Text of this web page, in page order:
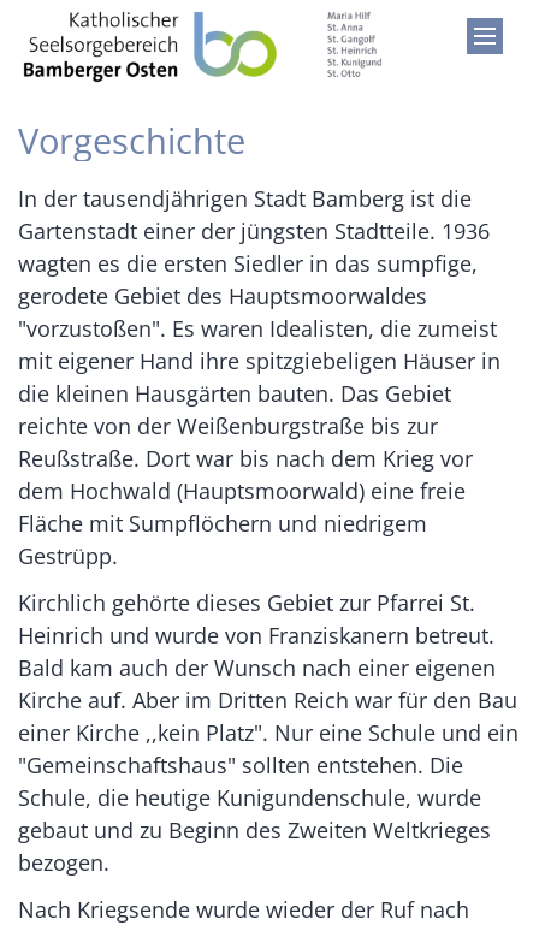
Zum Inhalt springen
Vorgeschichte
In der tausendjährigen Stadt Bamberg ist die
Gartenstadt einer der jüngsten Stadtteile. 1936
wagten es die ersten Siedler in das sumpfige,
gerodete Gebiet des Hauptsmoorwaldes
"vorzustoßen". Es waren Idealisten, die zumeist
mit eigener Hand ihre spitzgiebeligen Häuser in
die kleinen Hausgärten bauten. Das Gebiet
reichte von der Weißenburgstraße bis zur
Reußstraße. Dort war bis nach dem Krieg vor
dem Hochwald (Hauptsmoorwald) eine freie
Fläche mit Sumpflöchern und niedrigem
Gestrüpp.
Kirchlich gehörte dieses Gebiet zur Pfarrei St.
Heinrich und wurde von Franziskanern betreut.
Bald kam auch der Wunsch nach einer eigenen
Kirche auf. Aber im Dritten Reich war für den Bau
einer Kirche ,,kein Platz". Nur eine Schule und ein
"Gemeinschaftshaus" sollten entstehen. Die
Schule, die heutige Kunigundenschule, wurde
gebaut und zu Beginn des Zweiten Weltkrieges
bezogen.
Nach Kriegsende wurde wieder der Ruf nach